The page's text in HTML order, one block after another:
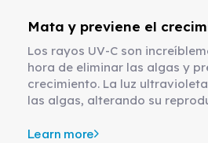
Mata y previene el
Los rayos UV-C son
hora de eliminar las algas y
crecimiento. La luz
las algas, alterando su
Learn more